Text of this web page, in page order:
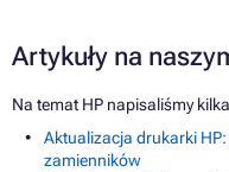
Artykuły na
Na temat HP napisaliśmy
Aktualizacja drukarki
zamienników